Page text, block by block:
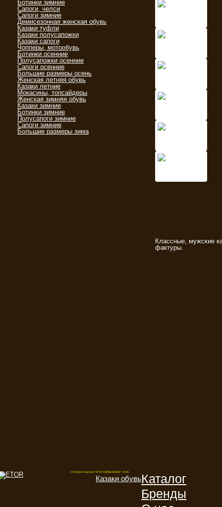
Ботинки зимние
Сапоги, челси
Сапоги зимние
Демисезонная женская обувь
Казаки туфли
Казаки полусапожки
Казаки сапоги
Чопперы, мотообувь
Ботинки осенние
Полусапожки осенние
Сапоги осенние
Большие размеры осень
Женская летняя обувь
Казаки летние
Мокасины, топсайдеры
Женская зимняя обувь
Казаки зимние
Ботинки зимние
Полусапоги зимние
Сапоги зимние
Большие размеры зима
Классные, мужские
фактуры.
© Интернет-магазин "ETOR ОБУВЬ КАЗАКИ", 2026.
Казаки обувьКаталог
Бренды